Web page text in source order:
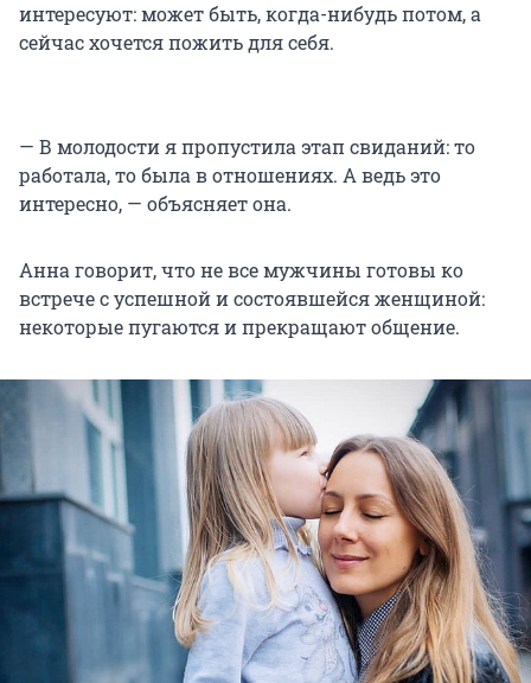
интересуют: может быть, когда-нибудь потом, а
сейчас хочется пожить для себя.
— В молодости я пропустила этап свиданий: то
работала, то была в отношениях. А ведь это
интересно, — объясняет она.
Анна говорит, что не все мужчины готовы ко
встрече с успешной и состоявшейся женщиной:
некоторые пугаются и прекращают общение.